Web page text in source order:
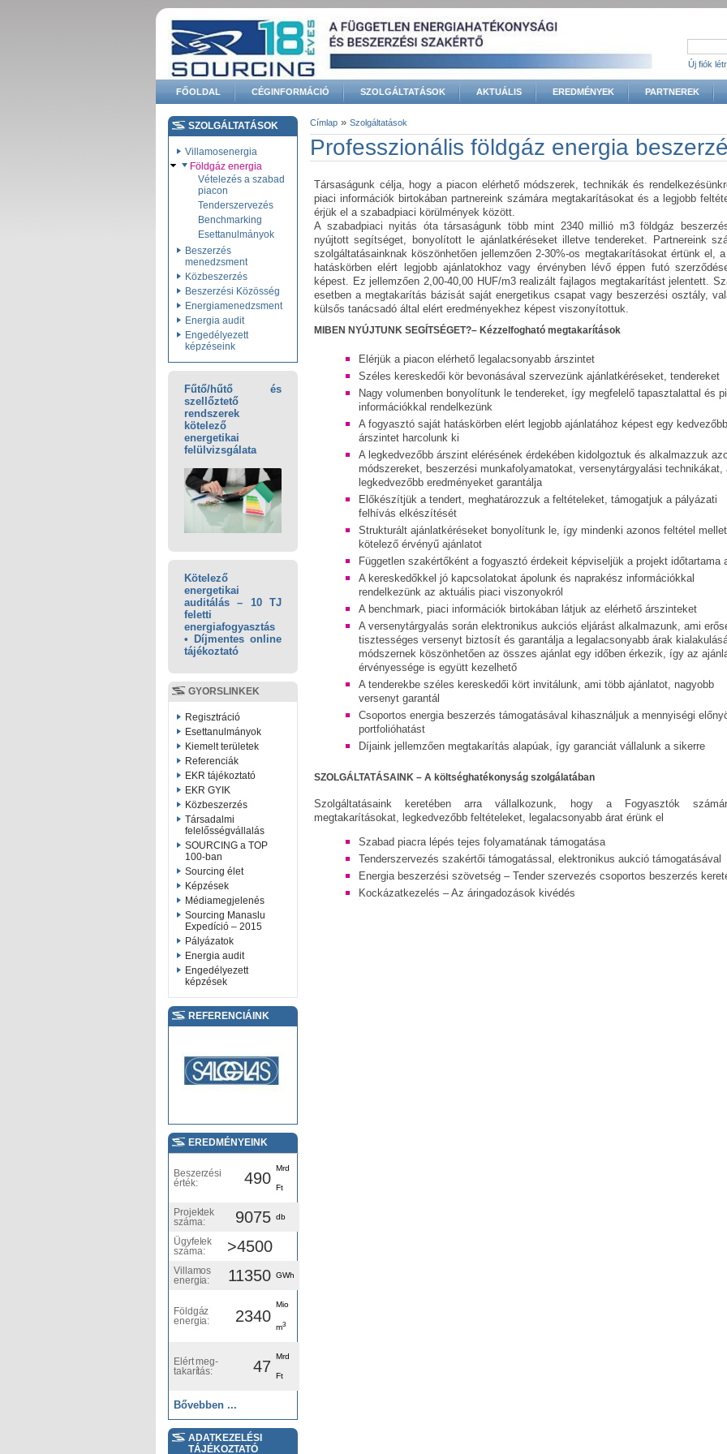
Új fiók
FŐOLDAL CÉGINFORMÁCIÓ SZOLGÁLTATÁSOK AKTUÁLIS EREDMÉNYEK PARTNEREK
Keresés űrlap
SZOLGÁLTATÁSOK
Villamosenergia
Földgáz energia
Vételezés a szabad
piacon
Tenderszervezés
Benchmarking
Esettanulmányok
Beszerzés
menedzsment
Közbeszerzés
Beszerzési Közösség
Energiamenedzsment
Energia audit
Engedélyezett
képzéseink
Fűtő/hűtő és
szellőztető
rendszerek
kötelező
energetikai
felülvizsgálata
Kötelező
energetikai
auditálás – 10 TJ
feletti
energiafogyasztás
• Díjmentes online
tájékoztató
GYORSLINKEK
Regisztráció
Esettanulmányok
Kiemelt területek
Referenciák
EKR tájékoztató
EKR GYIK
Közbeszerzés
Társadalmi
felelősségvállalás
SOURCING a TOP
100-ban
Sourcing élet
Képzések
Médiamegjelenés
Sourcing Manaslu
Expedíció – 2015
Pályázatok
Energia audit
Engedélyezett
képzések
REFERENCIÁINK
EREDMÉNYEINK
Beszerzési
érték:
490
Mrd
Ft
Projektek
száma:
9075 db
Ügyfelek
száma:
>4500
Villamos
energia:
11350 GWh
Földgáz
energia:
2340
Mio
m3
Elért meg-
takarítás:
47
Mrd
Ft
Bővebben ...
ADATKEZELÉSI
TÁJÉKOZTATÓ
Jelenlegi hely
Címlap » Szolgáltatások
Professzionális földgáz energia
Társaságunk célja, hogy a piacon elérhető módszerek, technikák és
piaci információk birtokában partnereink számára megtakarításokat és a legjobb
érjük el a szabadpiaci körülmények között.
A szabadpiaci nyitás óta társaságunk több mint 2340millió m3 földgáz
nyújtott segítséget, bonyolított le ajánlatkéréseket illetve tendereket. Partnereink
szolgáltatásainknak köszönhetően jellemzően 2-30%-os megtakarításokat értünk el,
hatáskörben elért legjobb ajánlatokhoz vagy érvényben lévő éppen futó
képest. Ez jellemzően 2,00-40,00 HUF/m3 realizált fajlagos megtakarítást jelentett.
esetben a megtakarítás bázisát saját energetikus csapat vagy beszerzési osztály,
külsős tanácsadó által elért eredményekhez képest viszonyítottuk.
MIBEN NYÚJTUNK SEGÍTSÉGET?– Kézzelfogható megtakarítások
Elérjük a piacon elérhető legalacsonyabb árszintet
Széles kereskedői kör bevonásával szervezünk ajánlatkéréseket, tendereket
Nagy volumenben bonyolítunk le tendereket, így megfelelő tapasztalattal és
információkkal rendelkezünk
A fogyasztó saját hatáskörben elért legjobb ajánlatához képest egy kedvezőbb
árszintet harcolunk ki
A legkedvezőbb árszint elérésének érdekében kidolgoztuk és alkalmazzuk
módszereket, beszerzési munkafolyamatokat, versenytárgyalási technikákat,
legkedvezőbb eredményeket garantálja
Előkészítjük a tendert, meghatározzuk a feltételeket, támogatjuk a pályázati
felhívás elkészítését
Strukturált ajánlatkéréseket bonyolítunk le, így mindenki azonos feltétel
kötelező érvényű ajánlatot
Független szakértőként a fogyasztó érdekeit képviseljük a projekt időtartama
A kereskedőkkel jó kapcsolatokat ápolunk és naprakész információkkal
rendelkezünk az aktuális piaci viszonyokról
A benchmark, piaci információk birtokában látjuk az elérhető árszinteket
A versenytárgyalás során elektronikus aukciós eljárást alkalmazunk, ami
tisztességes versenyt biztosít és garantálja a legalacsonyabb árak
módszernek köszönhetően az összes ajánlat egy időben érkezik, így az
érvényessége is együtt kezelhető
A tenderekbe széles kereskedői kört invitálunk, ami több ajánlatot, nagyobb
versenyt garantál
Csoportos energia beszerzés támogatásával kihasználjuk a mennyiségi
portfolióhatást
Díjaink jellemzően megtakarítás alapúak, így garanciát vállalunk a sikerre
SZOLGÁLTATÁSAINK – A költséghatékonyság szolgálatában
Szolgáltatásaink keretében arra vállalkozunk, hogy a Fogyasztók
megtakarításokat, legkedvezőbb feltételeket, legalacsonyabb árat érünk el
Szabad piacra lépés tejes folyamatának támogatása
Tenderszervezés szakértői támogatással, elektronikus aukció támogatásával
Energia beszerzési szövetség – Tender szervezés csoportos beszerzés
Kockázatkezelés – Az áringadozások kivédés